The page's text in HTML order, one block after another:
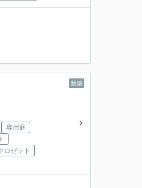
新築
専用庭
ロゼット